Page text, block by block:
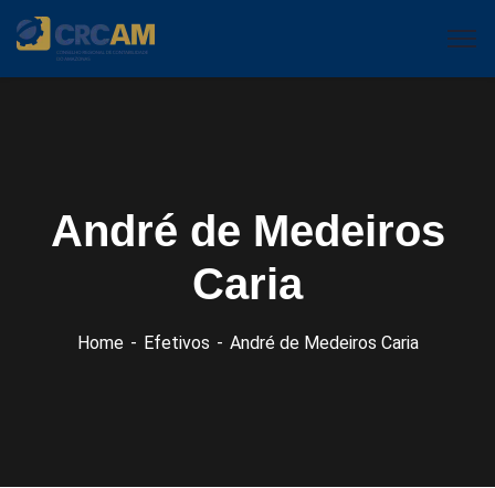
André de Medeiros
Caria
Home Efetivos André de Medeiros Caria